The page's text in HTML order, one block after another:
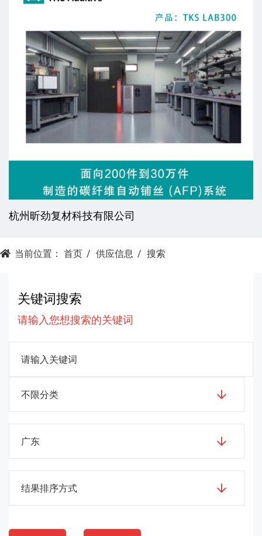
杭州昕劲复材科技有限公司
当前位置： 首页 供应信息 搜索
关键词搜索
请输入您想搜索的关键词
不限分类
广东
结果排序方式